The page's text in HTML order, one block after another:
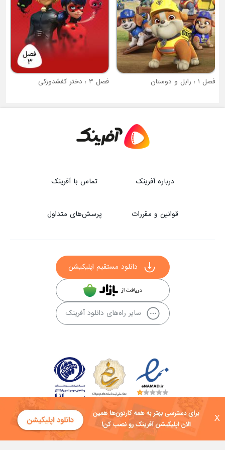
X
فصل 1 : رابل و دوستان فصل 3 : دختر کفشدوزکی
درباره آفرینک تماس با آفرینک
قوانین و مقررات پرسش‌های متداول
دانلود مستقیم اپلیکیشن
سایر راه‌های دانلود آفرینک
کلیه حقوق این سایت به شرکت توسعه فناوی هفت آسمان توکان تعلق دارد و